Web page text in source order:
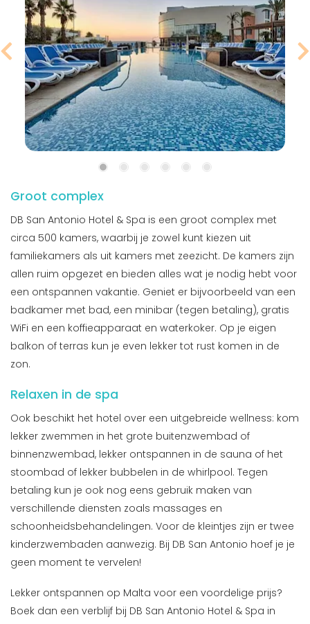
Groot complex
DB San Antonio Hotel & Spa is een groot complex met
circa 500 kamers, waarbij je zowel kunt kiezen uit
familiekamers als uit kamers met zeezicht. De kamers zijn
allen ruim opgezet en bieden alles wat je nodig hebt voor
een ontspannen vakantie. Geniet er bijvoorbeeld van een
badkamer met bad, een minibar (tegen betaling), gratis
WiFi en een koffieapparaat en waterkoker. Op je eigen
balkon of terras kun je even lekker tot rust komen in de
zon.
Relaxen in de spa
Ook beschikt het hotel over een uitgebreide wellness: kom
lekker zwemmen in het grote buitenzwembad of
binnenzwembad, lekker ontspannen in de sauna of het
stoombad of lekker bubbelen in de whirlpool. Tegen
betaling kun je ook nog eens gebruik maken van
verschillende diensten zoals massages en
schoonheidsbehandelingen. Voor de kleintjes zijn er twee
kinderzwembaden aanwezig. Bij DB San Antonio hoef je je
geen moment te vervelen!
Lekker ontspannen op Malta voor een voordelige prijs?
Boek dan een verblijf bij DB San Antonio Hotel & Spa in